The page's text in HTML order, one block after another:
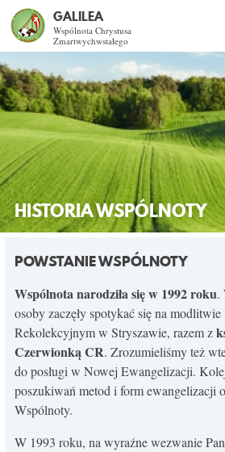
GALILEA
Wspólnota Chrystusa
Zmartwychwstałego
Szukaj
CO DAJE ŻYCIE
SPOTKANIA
DLA KOGO?
AKTUALNOŚCI
WSPÓLNOTA
KURSY SE
KONTAKT
HISTORIA WSPÓLNOTY
POWSTANIE WSPÓLNOTY
Wspólnota narodziła się w 1992 roku.
osoby zaczęły spotykać się na
Rekolekcyjnym w Stryszawie, razem z
Czerwionką CR. Zrozumieliśmy też
do posługi w Nowej Ewangelizacji.
poszukiwań metod i form ewangelizacji
Wspólnoty.
W 1993 roku, na wyraźne wezwanie